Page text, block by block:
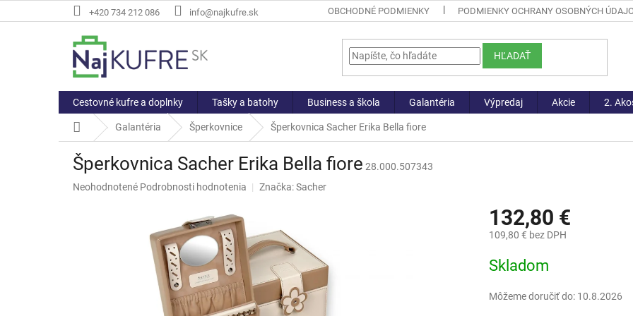
na
+420 734 212 086 info@najkufre.sk OBCHODNÉ PODMIENKY PODMIENKY OCHRANY OSOBNÝCH
HĽADAŤ
Cestovné kufre a doplnky Tašky a batohy Business a škola Galantéria Výpredaj Akcie 2.
DomovGalantéria Šperkovnice Šperkovnica Sacher Erika Bella fiore
Šperkovnica Sacher Erika Bella fiore 28.000.507343
Priemerné
Neohodnotené Podrobnosti hodnotenia Značka:Sacher
132,80 €
109,80 € bez DPH
cena:
Skladom
Môžeme doručiť do: 10.8.2026